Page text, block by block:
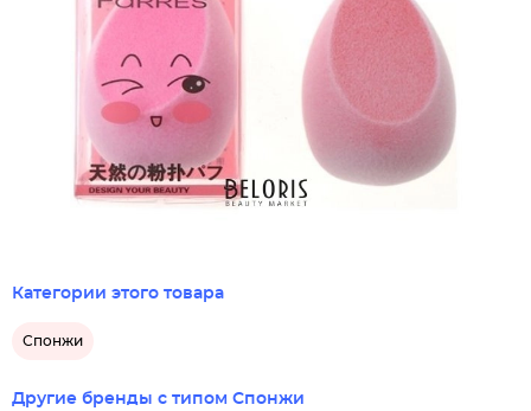
Категории этого товара
Спонжи
Другие бренды с типом Спонжи